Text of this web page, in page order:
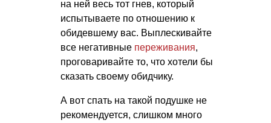
на ней весь тот гнев, который
испытываете по отношению к
обидевшему вас. Выплескивайте
все негативные переживания,
проговаривайте то, что хотели бы
сказать своему обидчику.
А вот спать на такой подушке не
рекомендуется, слишком много